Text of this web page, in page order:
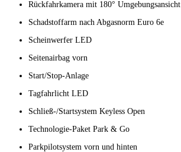
Rückfahrkamera mit 180° Umgebungsansicht
Schadstoffarm nach Abgasnorm Euro 6e
Scheinwerfer LED
Seitenairbag vorn
Start/Stop-Anlage
Tagfahrlicht LED
Schließ-/Startsystem Keyless Open
Technologie-Paket Park & Go
Parkpilotsystem vorn und hinten